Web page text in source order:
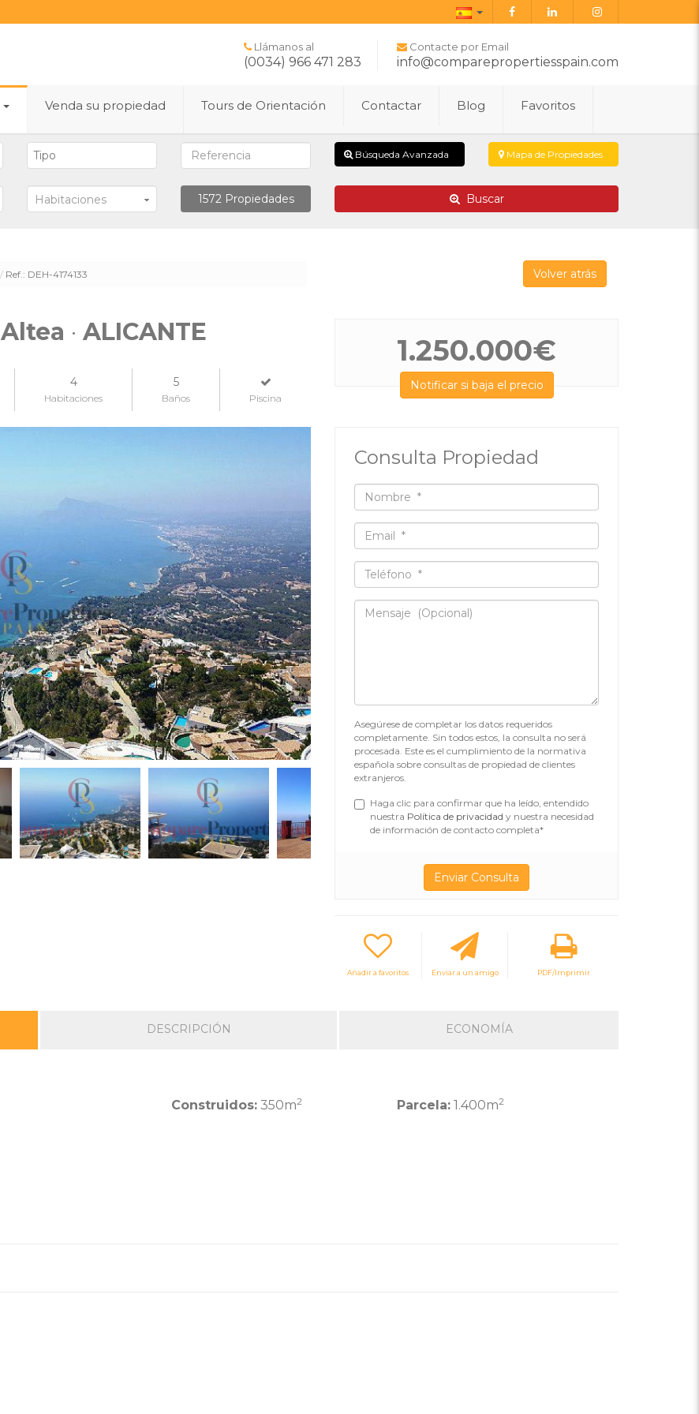
Español
Llámanos al
(0034) 966 471 283
Contacte por Email
info@comparepropertiesspain.com
Venda su propiedad Tours de Orientación Contactar Blog Favoritos
Habitaciones 1572Propiedades
Búsqueda Avanzada Mapa de Propiedades
Buscar
Ref.: DEH-4174133 Volver atrás
Altea · ALICANTE
4
Habitaciones
5
Baños Piscina
1.250.000€
Notificar si baja el precio
Consulta Propiedad
Asegúrese de completar los datos requeridos
completamente. Sin todos estos, la consulta no será
procesada. Este es el cumplimiento de la normativa
española sobre consultas de propiedad de clientes
extranjeros.
Haga clic para confirmar que ha leído, entendido
nuestra Política de privacidad y nuestra necesidad
de información de contacto completa*
Añadir a favoritos Enviar a un amigo PDF/Imprimir
DESCRIPCIÓN ECONOMÍA
Construidos:350m2 Parcela:1.400m2